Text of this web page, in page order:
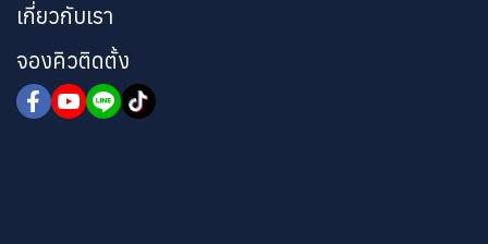
เกี่ยวกับเรา
จองคิวติดตั้ง